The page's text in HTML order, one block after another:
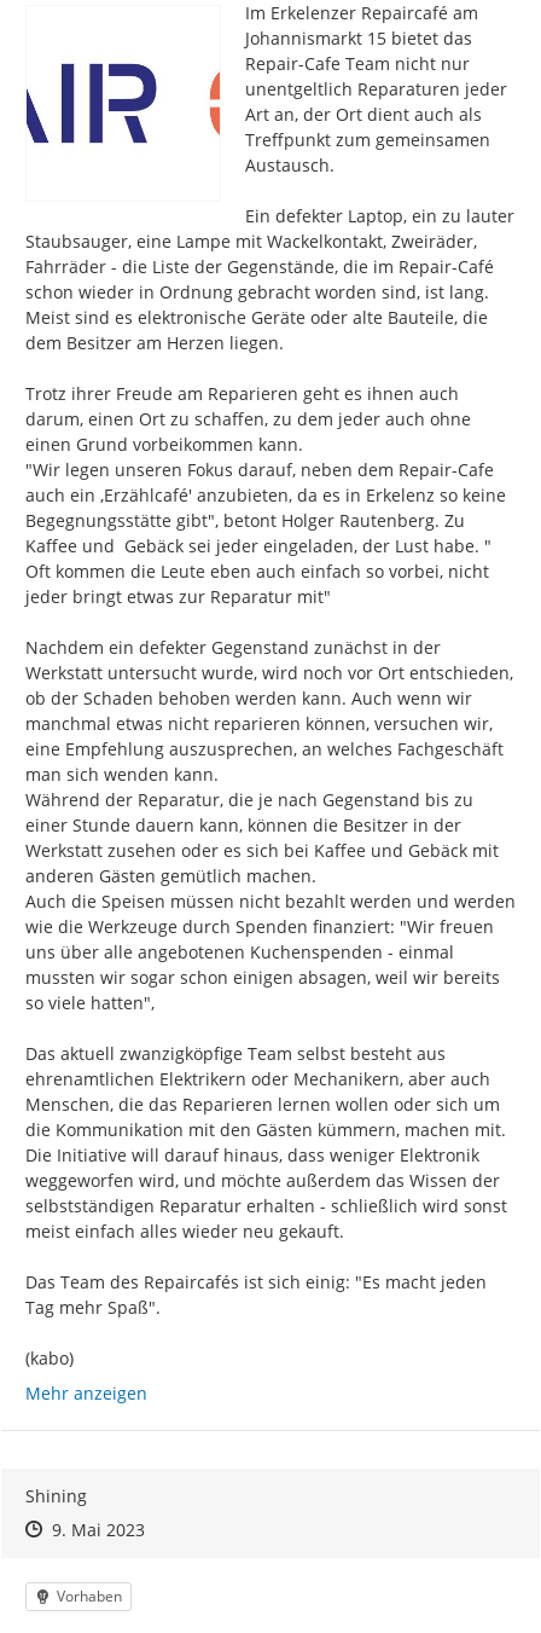
Im Erkelenzer Repaircafé am
Johannismarkt 15 bietet das
Repair-Cafe Team nicht nur
unentgeltlich Reparaturen jeder
Art an, der Ort dient auch als
Treffpunkt zum gemeinsamen
Austausch.
Ein defekter Laptop, ein zu lauter
Staubsauger, eine Lampe mit Wackelkontakt, Zweiräder,
Fahrräder - die Liste der Gegenstände, die im Repair-Café
schon wieder in Ordnung gebracht worden sind, ist lang.
Meist sind es elektronische Geräte oder alte Bauteile, die
dem Besitzer am Herzen liegen.
Trotz ihrer Freude am Reparieren geht es ihnen auch
darum, einen Ort zu schaffen, zu dem jeder auch ohne
einen Grund vorbeikommen kann.
"Wir legen unseren Fokus darauf, neben dem Repair-Cafe
auch ein ,Erzählcafé' anzubieten, da es in Erkelenz so keine
Begegnungsstätte gibt", betont Holger Rautenberg. Zu
Kaffee und  Gebäck sei jeder eingeladen, der Lust habe. "
Oft kommen die Leute eben auch einfach so vorbei, nicht
jeder bringt etwas zur Reparatur mit"
Nachdem ein defekter Gegenstand zunächst in der
Werkstatt untersucht wurde, wird noch vor Ort entschieden,
ob der Schaden behoben werden kann. Auch wenn wir
manchmal etwas nicht reparieren können, versuchen wir,
eine Empfehlung auszusprechen, an welches Fachgeschäft
man sich wenden kann.
Während der Reparatur, die je nach Gegenstand bis zu
einer Stunde dauern kann, können die Besitzer in der
Werkstatt zusehen oder es sich bei Kaffee und Gebäck mit
anderen Gästen gemütlich machen.
Auch die Speisen müssen nicht bezahlt werden und werden
wie die Werkzeuge durch Spenden finanziert: "Wir freuen
uns über alle angebotenen Kuchenspenden - einmal
mussten wir sogar schon einigen absagen, weil wir bereits
so viele hatten",
Das aktuell zwanzigköpfige Team selbst besteht aus
ehrenamtlichen Elektrikern oder Mechanikern, aber auch
Menschen, die das Reparieren lernen wollen oder sich um
die Kommunikation mit den Gästen kümmern, machen mit.
Die Initiative will darauf hinaus, dass weniger Elektronik
weggeworfen wird, und möchte außerdem das Wissen der
selbstständigen Reparatur erhalten - schließlich wird sonst
meist einfach alles wieder neu gekauft.
Das Team des Repaircafés ist sich einig: "Es macht jeden
Tag mehr Spaß".
(kabo)
Mehr anzeigen
Shining
Zeitpunkt des Erstellens
Zeitpunkt des Erstellens
9. Mai 2023Zur Äußerung
Kategorie
Vorhaben